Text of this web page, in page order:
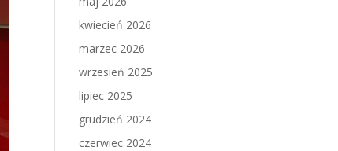
kwiecień 2026
marzec 2026
wrzesień 2025
lipiec 2025
grudzień 2024
czerwiec 2024